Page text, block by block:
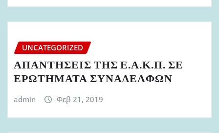
UNCATEGORIZED
ΑΠΑΝΤΗΣΕΙΣ ΤΗΣ Ε.Α.Κ.Π. ΣΕ
ΕΡΩΤΗΜΑΤΑ ΣΥΝΑΔΕΛΦΩΝ
admin Φεβ 21, 2019